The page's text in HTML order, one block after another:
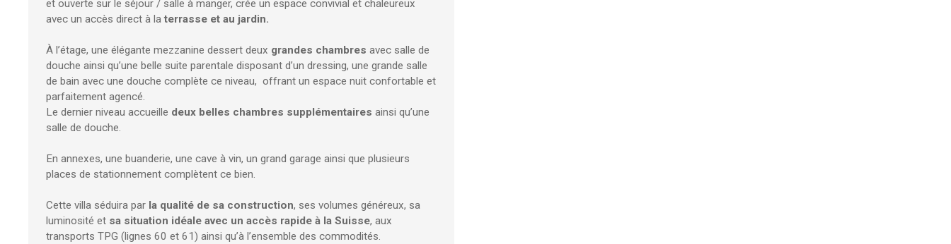
et ouverte sur le séjour / salle à manger, crée un espace convivial et chaleureux
avec un accès direct à la terrasse et au jardin.
À l’étage, une élégante mezzanine dessert deux grandes chambres avec salle de
douche ainsi qu’une belle suite parentale disposant d’un dressing, une grande salle
de bain avec une douche complète ce niveau, offrant un espace nuit confortable et
parfaitement agencé.
Le dernier niveau accueille deux belles chambres supplémentaires ainsi qu’une
salle de douche.
En annexes, une buanderie, une cave à vin, un grand garage ainsi que plusieurs
places de stationnement complètent ce bien.
Cette villa séduira par la qualité de sa construction, ses volumes généreux, sa
luminosité et sa situation idéale avec un accès rapide à la Suisse, aux
transports TPG (lignes 60 et 61) ainsi qu’à l’ensemble des commodités.